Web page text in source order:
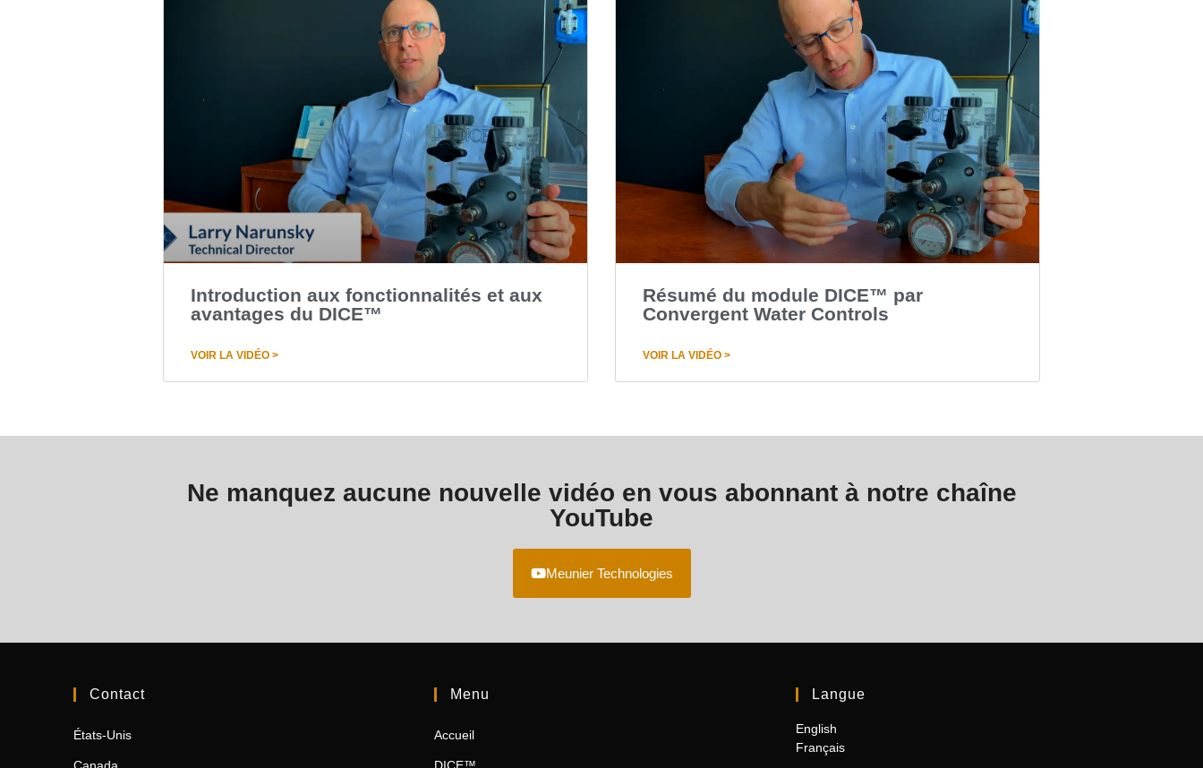
Introduction aux fonctionnalités et aux
avantages du DICE™
VOIR LA VIDÉO >
Résumé du module DICE™ par
Convergent Water Controls
VOIR LA VIDÉO >
Ne manquez aucune nouvelle vidéo en vous abonnant à notre chaîne
YouTube
Meunier Technologies
Contact
États-Unis
Menu
Accueil
Langue
English
Français